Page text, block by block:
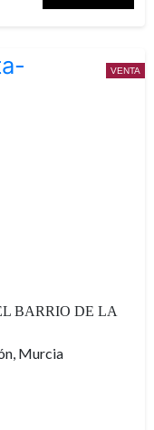
VENTA
BARRIO DE LA
Murcia